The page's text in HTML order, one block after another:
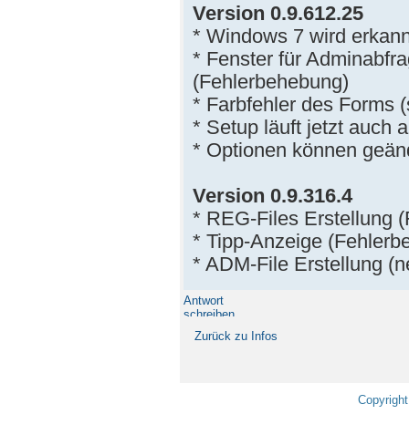
Version 0.9.612.25
* Windows 7 wird
* Fenster für
(Fehlerbehebung)
* Farbfehler des Forms
* Setup läuft jetzt auch
* Optionen können
Version 0.9.316.4
* REG-Files Erstellung
* Tipp-Anzeige
* ADM-File Erstellung
Antwort
schreiben
Zurück zu Infos